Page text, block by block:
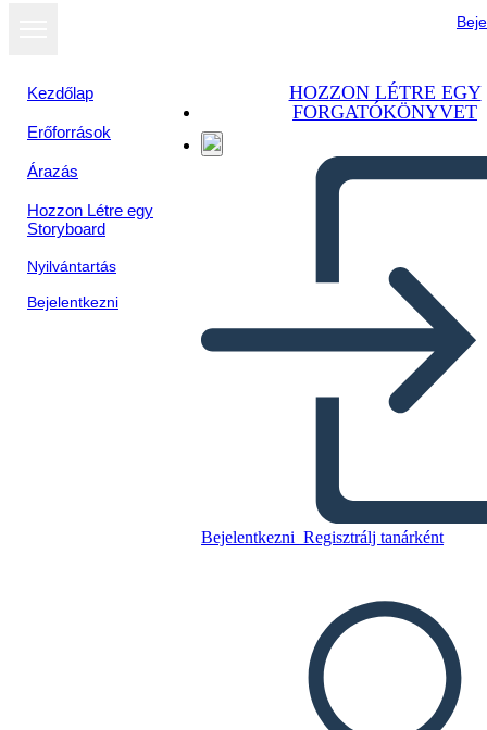
Kezdőlap
Erőforrások
Árazás
Hozzon Létre egy
Storyboard
Nyilvántartás
Bejelentkezni
HOZZON LÉTRE EGY
FORGATÓKÖNYVET
Bejelentkezni Regisztrálj tanárként
Tekvicovej Zápletky
KÉSZÍTSEN EGY STORYBOARDOT
DIAVETÍTÉS LEJÁTSZÁSA
OLVASS NEKEM